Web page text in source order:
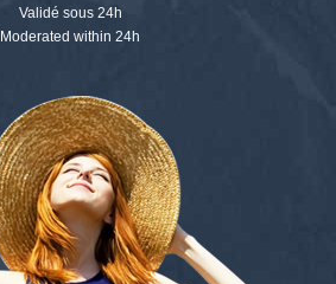
Validé sous 24h
Moderated within 24h